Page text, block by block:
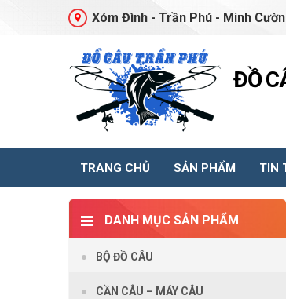
Xóm Đình - Trần Phú - Minh
ĐỒ
TRANG CHỦ SẢN PHẨM TIN
DANH MỤC SẢN PHẨM
BỘ ĐỒ CÂU
CẦN CÂU – MÁY CÂU